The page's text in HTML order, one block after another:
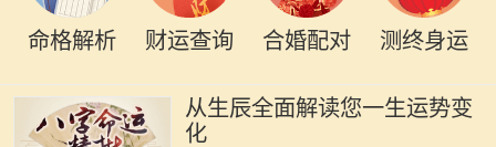
命格解析 财运查询 合婚配对 测终身运
从生辰全面解读您一生运势变
化